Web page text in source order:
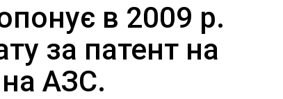
в 2009 р.
за патент на
на АЗС.